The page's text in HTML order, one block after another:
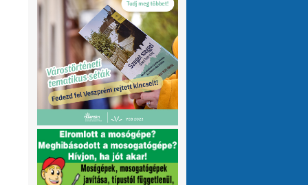
P.Csaba : 1 év 4 hónap
VMeteo-Zooltán:Hopp, meggyógyult
VMeteo-Zooltán:Kivételesen nem
Valami frissítés rosszul sikerült :/
1 év 4